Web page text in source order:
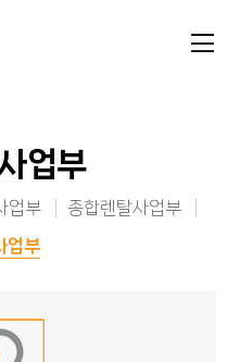
업부
업부
종합렌탈사업부
업부